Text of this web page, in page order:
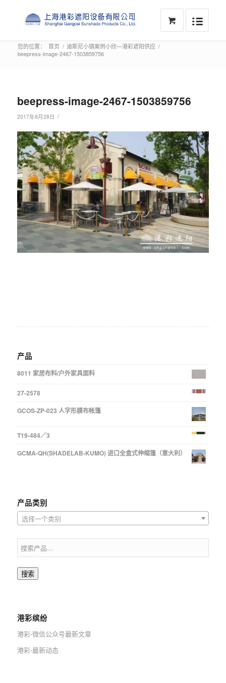
您的位置： 首页 / 迪斯尼小镇案例小欣—港彩遮阳供应 /
beepress-image-2467-1503859756
beepress-image-2467-1503859756
2017年8月28日 /
产品
8011 家居布料/户外家具面料
27-2578
GCOS-ZP-023 人字形膜布帐篷
T19-484／3
GCMA-QH(SHADELAB-KUMO) 进口全盒式伸缩篷（意大利）
产品类别
选择一个类别
搜索
港彩缤纷
港彩-微信公众号最新文章
港彩-最新动态